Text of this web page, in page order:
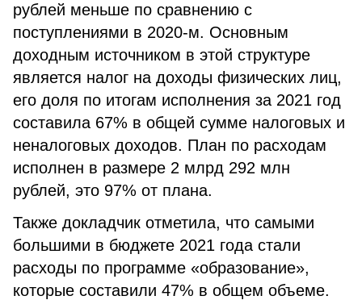
рублей меньше по сравнению с
поступлениями в 2020-м. Основным
доходным источником в этой структуре
является налог на доходы физических лиц,
его доля по итогам исполнения за 2021 год
составила 67% в общей сумме налоговых и
неналоговых доходов. План по расходам
исполнен в размере 2 млрд 292 млн
рублей, это 97% от плана.
Также докладчик отметила, что самыми
большими в бюджете 2021 года стали
расходы по программе «образование»,
которые составили 47% в общем объеме.